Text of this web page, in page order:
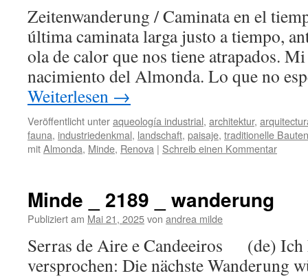
Zeitenwanderung / Caminata en el
última caminata larga justo a tiempo,
ola de calor que nos tiene atrapados.
nacimiento del Almonda. Lo que no
Weiterlesen →
Veröffentlicht unteraqueología industrial, architektur,
fauna, industriedenkmal, landschaft, paisaje, traditionelle Bauten
mitAlmonda, Minde, Renova | Schreib einen Kommentar
Minde _ 2189 _ wanderung
Publiziert am Mai 21, 2025von andrea milde
Serras de Aire e Candeeiros (de) Ich
versprochen: Die nächste Wanderung